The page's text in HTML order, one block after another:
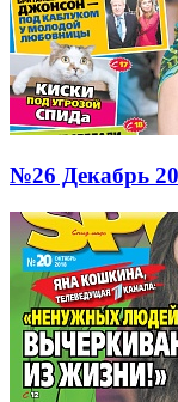
№26 Декабрь